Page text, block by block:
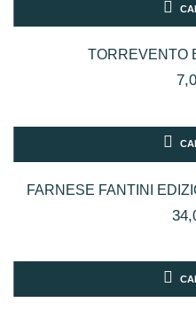
TORREVENTO
FARNESE FANTINI